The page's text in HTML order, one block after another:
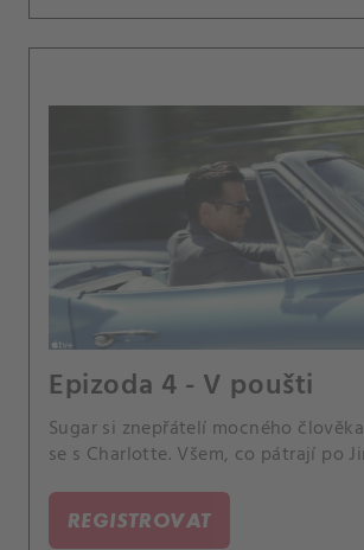
Epizoda 4 - V poušti
Sugar si znepřátelí mocného
se s Charlotte. Všem, co pátrají po
REGISTROVAT